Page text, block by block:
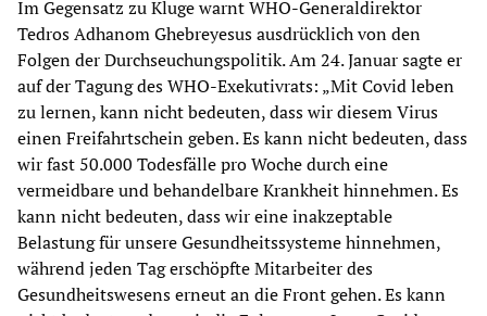
Im Gegensatz zu Kluge warnt WHO-Generaldirektor
Tedros Adhanom Ghebreyesus ausdrücklich von den
Folgen der Durchseuchungspolitik. Am 24. Januar sagte er
auf der Tagung des WHO-Exekutivrats: „Mit Covid leben
zu lernen, kann nicht bedeuten, dass wir diesem Virus
einen Freifahrtschein geben. Es kann nicht bedeuten, dass
wir fast 50.000 Todesfälle pro Woche durch eine
vermeidbare und behandelbare Krankheit hinnehmen. Es
kann nicht bedeuten, dass wir eine inakzeptable
Belastung für unsere Gesundheitssysteme hinnehmen,
während jeden Tag erschöpfte Mitarbeiter des
Gesundheitswesens erneut an die Front gehen. Es kann